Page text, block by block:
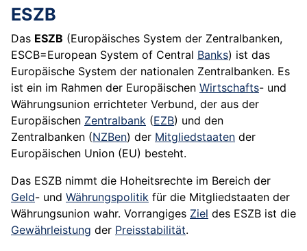
ESZB
Das ESZB (Europäisches System der Zentralbanken,
ESCB=European System of Central Banks) ist das
Europäische System der nationalen Zentralbanken. Es
ist ein im Rahmen der Europäischen Wirtschafts- und
Währungsunion errichteter Verbund, der aus der
Europäischen Zentralbank (EZB) und den
Zentralbanken (NZBen) der Mitgliedstaaten der
Europäischen Union (EU) besteht.
Das ESZB nimmt die Hoheitsrechte im Bereich der
Geld- und Währungspolitik für die Mitgliedstaaten der
Währungsunion wahr. Vorrangiges Ziel des ESZB ist die
Gewährleistung der Preisstabilität.